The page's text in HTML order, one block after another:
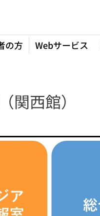
の方 Webサービス
関西館）